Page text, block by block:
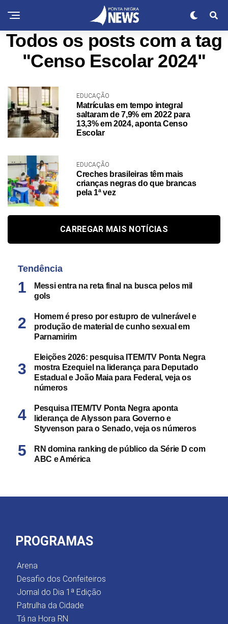
Todos os posts com a tag
"Censo Escolar 2024"
EDUCAÇÃO
Matrículas em tempo integral
saltaram de 7,9% em 2022 para
13,3% em 2024, aponta Censo
Escolar
EDUCAÇÃO
Creches brasileiras têm mais
crianças negras do que brancas
pela 1ª vez
CARREGAR MAIS NOTÍCIAS
Tendência
Messi entra na reta final na busca pelos mil
gols
Homem é preso por estupro de vulnerável e
produção de material de cunho sexual em
Parnamirim
Eleições 2026: pesquisa ITEM/TV Ponta Negra
mostra Ezequiel na liderança para Deputado
Estadual e João Maia para Federal, veja os
números
Pesquisa ITEM/TV Ponta Negra aponta
liderança de Alysson para Governo e
Styvenson para o Senado, veja os números
RN domina ranking de público da Série D com
ABC e América
PROGRAMAS
Arena
Desafio dos Confeiteiros
Jornal do Dia 1ª Edição
Patrulha da Cidade
Tá na Hora RN